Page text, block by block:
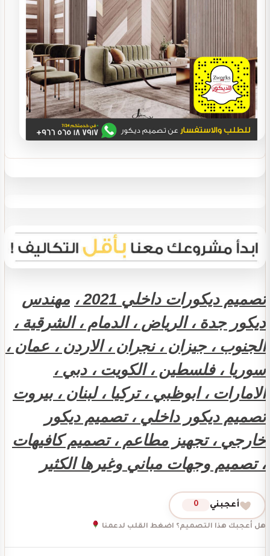
تصميم ديكورات داخلي 2021 ،
مهندس
ديكور جدة ، الرياض ، الدمام ، الشرقية ،
الجنوب ، جيزان ، نجران ، الاردن ، عمان ،
سوريا ، فلسطين ، الكويت ، دبي ،
الامارات ، ابوظبي ، تركيا ، لبنان ، بيروت
تصميم ديكور داخلي ، تصميم ديكور
خارجي ، تجهيز مطاعم ، تصميم كافيهات
، تصميم وجهات مباني وغيرها الكثير
أعجبني 0
هل أعجبك هذا التصميم؟ اضغط القلب لدعمنا